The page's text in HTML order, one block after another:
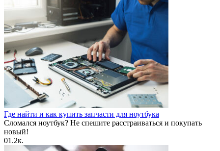
Где найти и как купить запчасти для ноутбука
Сломался ноутбук? Не спешите расстраиваться и покупать
новый!
01.2к.